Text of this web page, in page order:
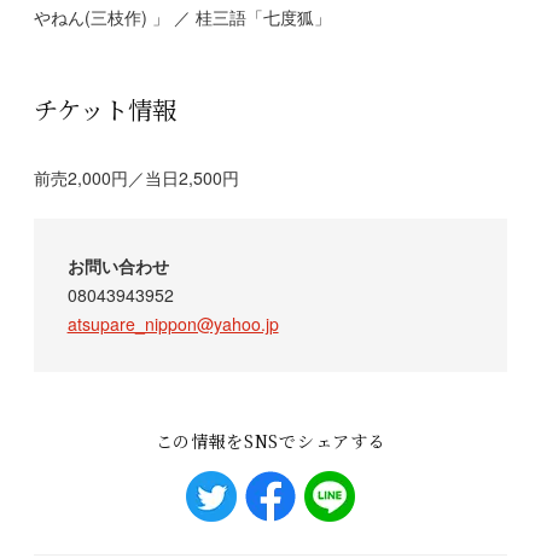
やねん(三枝作) 」 ／ 桂三語「七度狐」
チケット情報
前売2,000円／当日2,500円
お問い合わせ
08043943952
atsupare_nippon@yahoo.jp
この情報をSNSでシェアする